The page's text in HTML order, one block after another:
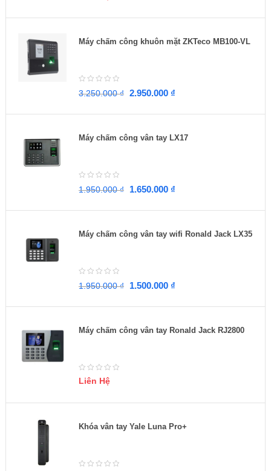
Máy chấm công khuôn mặt ZKTeco MB100-VL
3.250.000₫ 2.950.000 ₫
Máy chấm công vân tay LX17
1.950.000₫ 1.650.000 ₫
Máy chấm công vân tay wifi Ronald Jack LX35
1.950.000₫ 1.500.000 ₫
Máy chấm công vân tay Ronald Jack RJ2800
Liên Hệ
Khóa vân tay Yale Luna Pro+